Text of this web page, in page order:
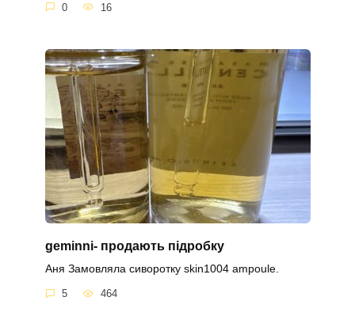
0 16
geminni- продають підробку
Аня Замовляла сиворотку skin1004 ampoule.
5 464